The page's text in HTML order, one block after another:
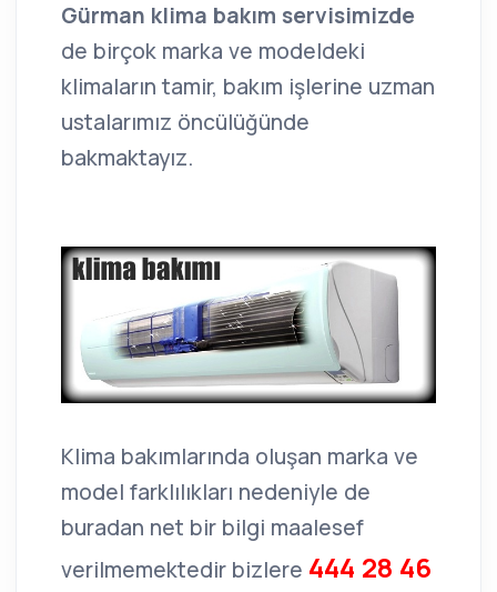
Gürman klima bakım servisimizde
de birçok marka ve modeldeki
klimaların tamir, bakım işlerine uzman
ustalarımız öncülüğünde
bakmaktayız.
Klima bakımlarında oluşan marka ve
model farklılıkları nedeniyle de
buradan net bir bilgi maalesef
verilmemektedir bizlere 444 28 46